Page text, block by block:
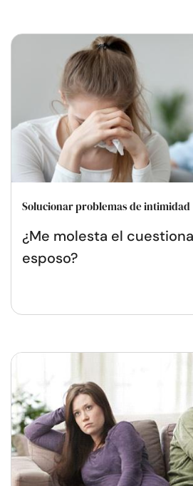
Solucionar problemas de intimidad
¿Me molesta el
esposo?